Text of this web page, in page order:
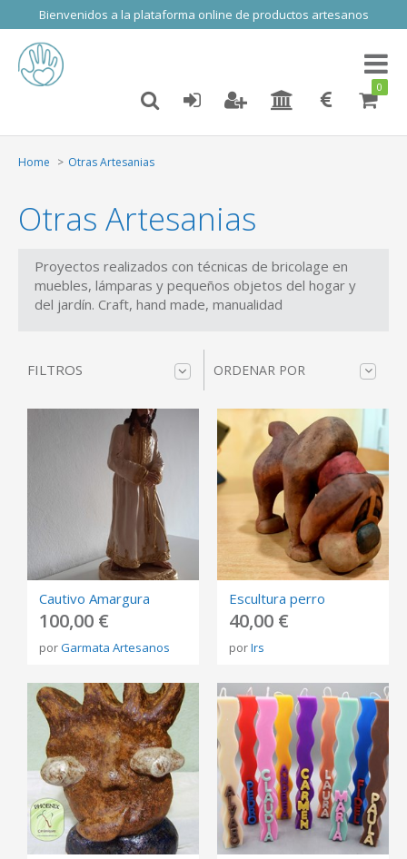
Bienvenidos a la plataforma online de productos artesanos
Toggle
0
Home Otras Artesanias
Otras Artesanias
Proyectos realizados con técnicas de bricolage en
muebles, lámparas y pequeños objetos del hogar y
del jardín. Craft, hand made, manualidad
FILTROS ORDENAR POR
Cautivo Amargura
100,00 €
porGarmata Artesanos
Escultura perro
40,00 €
porIrs